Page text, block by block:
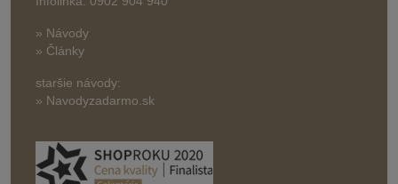
» Návody
» Články
staršie návody:
» Navodyzadarmo.sk